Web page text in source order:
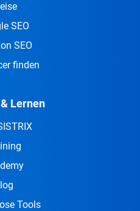
SEO
SEO
finden
Lernen
Tools